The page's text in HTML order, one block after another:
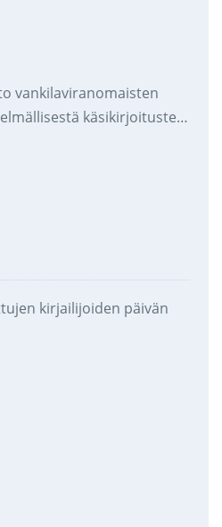
vankilaviranomaisten
käsikirjoitusten
kirjailijoiden päivän